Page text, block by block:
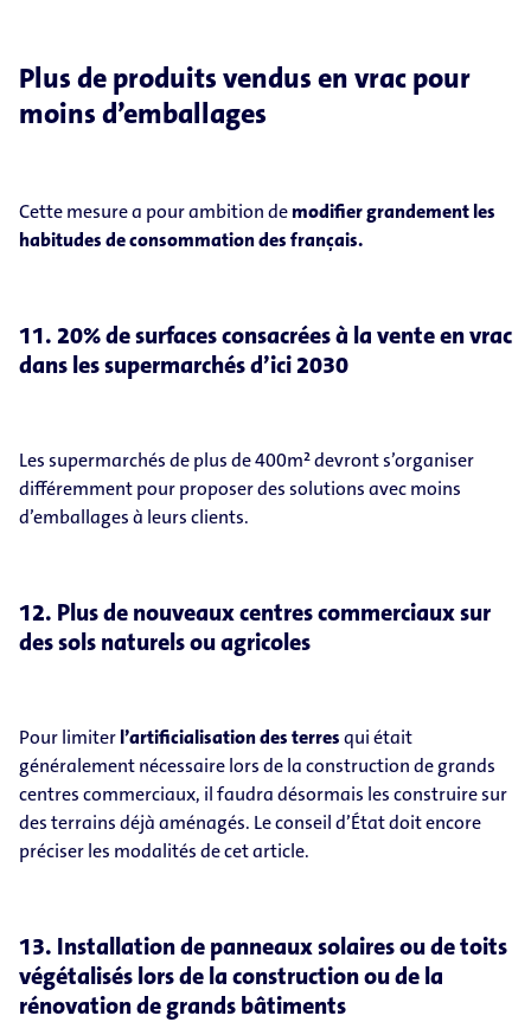
Plus de produits vendus en vrac pour
moins d’emballages
Cette mesure a pour ambition demodifier grandement les
habitudes de consommation des français.
11. 20% de surfaces consacrées à la vente en vrac
dans les supermarchés d’ici 2030
Les supermarchés de plus de 400m² devront s’organiser
différemment pour proposer des solutions avec moins
d’emballages à leurs clients.
12. Plus de nouveaux centres commerciaux sur
des sols naturels ou agricoles
Pour limiterl’artificialisation des terresqui était
généralement nécessaire lors de la construction de grands
centres commerciaux, il faudra désormais les construire sur
des terrains déjà aménagés. Le conseil d’État doit encore
préciser les modalités de cet article.
13. Installation de panneaux solaires ou de toits
végétalisés lors de la construction ou de la
rénovation de grands bâtiments